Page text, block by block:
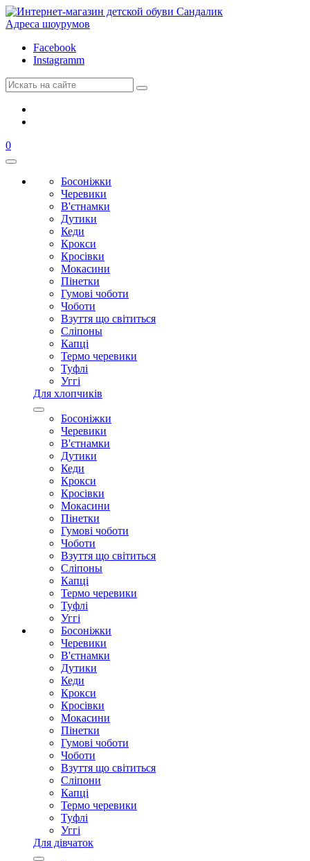
Адреса шоурумов
Facebook
Instagramm
0
Босоніжки
Черевики
В'єтнамки
Дутики
Кеди
Крокси
Кросівки
Мокасини
Пінетки
Гумові чоботи
Чоботи
Взуття що світиться
Сліпоны
Капці
Термо черевики
Туфлі
Уггі
Для хлопчиків
Босоніжки
Черевики
В'єтнамки
Дутики
Кеди
Крокси
Кросівки
Мокасини
Пінетки
Гумові чоботи
Чоботи
Взуття що світиться
Сліпоны
Капці
Термо черевики
Туфлі
Уггі
Босоніжки
Черевики
В'єтнамки
Дутики
Кеди
Крокси
Кросівки
Мокасини
Пінетки
Гумові чоботи
Чоботи
Взуття що світиться
Сліпони
Капці
Термо черевики
Туфлі
Уггі
Для дівчаток